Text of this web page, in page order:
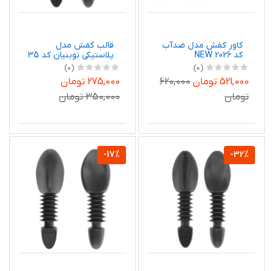
کاور کفش مدل ضدآب
کد NEW 2026
(0)
521,000 تومان
620,000
تومان
قالب کفش مدل
پلاستیکی نوبنیان کد 35
- 37 مجموعه 2 عددی
(0)
275,000 تومان
350,000 تومان
-32%
-17%